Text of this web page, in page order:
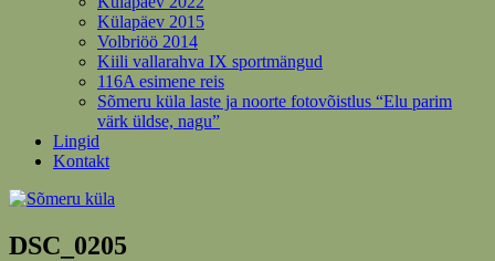
Külapäev 2015
Volbriöö 2014
Kiili vallarahva IX sportmängud
116A esimene reis
Sõmeru küla laste ja noorte fotovõistlus “Elu parim
värk üldse, nagu”
Lingid
Kontakt
DSC_0205